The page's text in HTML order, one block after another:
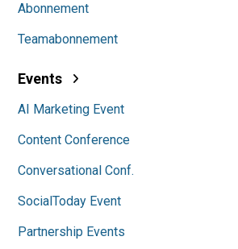
Abonnement
Teamabonnement
Events
AI Marketing Event
Content Conference
Conversational Conf.
SocialToday Event
Partnership Events